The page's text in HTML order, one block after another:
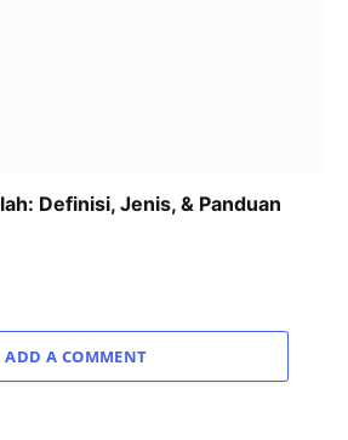
Definisi, Jenis, & Panduan
ADD A COMMENT